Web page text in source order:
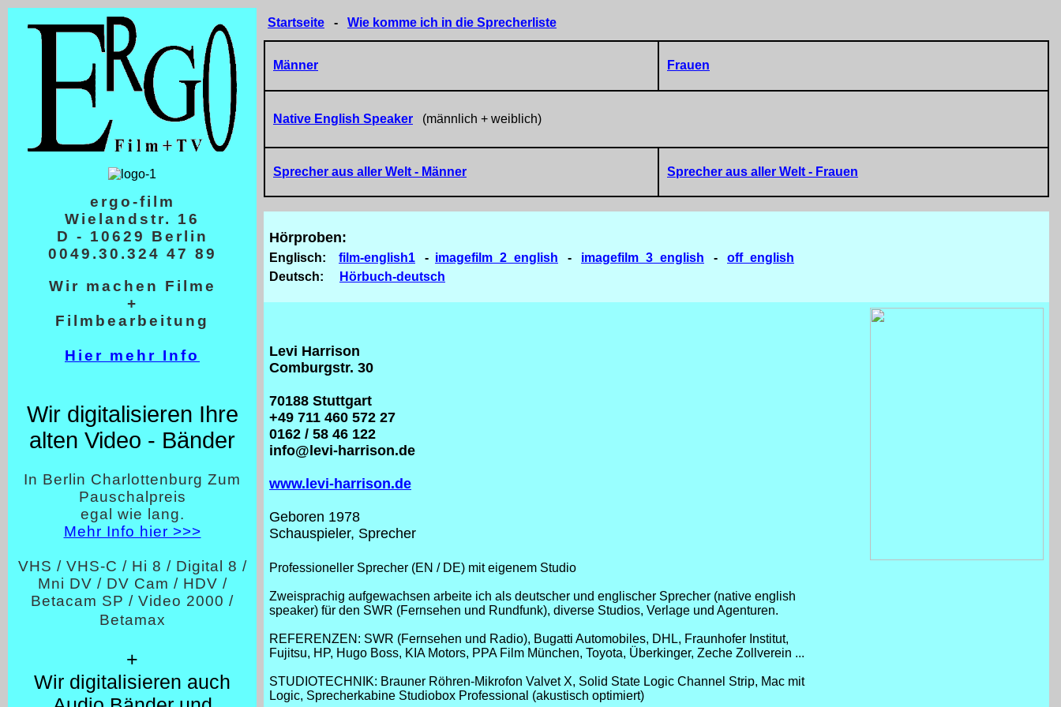
ergo-film
Wielandstr. 16
D - 10629 Berlin
0049.30.324 47 89
Wir machen Filme
+
Filmbearbeitung
Hier mehr Info
Wir digitalisieren Ihre
alten Video - Bänder
In Berlin Charlottenburg Zum
Pauschalpreis
egal wie lang.
Mehr Info hier >>>
VHS / VHS-C / Hi 8 / Digital 8 /
Mni DV / DV Cam / HDV /
Betacam SP / Video 2000 /
Betamax
+
Wir digitalisieren auch
Startseite - Wie komme ich in die Sprecherliste
Männer Frauen
Native English Speaker (männlich + weiblich)
Sprecher aus aller Welt - Männer Sprecher aus aller Welt - Frauen
Hörproben:
Englisch: film-english1 - imagefilm_2_english - imagefilm_3_english - off_english
Deutsch: Hörbuch-deutsch
Levi Harrison
Comburgstr. 30
70188 Stuttgart
+49 711 460 572 27
0162 / 58 46 122
info@levi-harrison.de
www.levi-harrison.de
Geboren 1978
Schauspieler, Sprecher
Professioneller Sprecher (EN / DE) mit eigenem Studio
Zweisprachig aufgewachsen arbeite ich als deutscher und englischer Sprecher (native english
speaker) für den SWR (Fernsehen und Rundfunk), diverse Studios, Verlage und Agenturen.
REFERENZEN: SWR (Fernsehen und Radio), Bugatti Automobiles, DHL, Fraunhofer Institut,
Fujitsu, HP, Hugo Boss, KIA Motors, PPA Film München, Toyota, Überkinger, Zeche Zollverein ...
STUDIOTECHNIK: Brauner Röhren-Mikrofon Valvet X, Solid State Logic Channel Strip, Mac mit
Logic, Sprecherkabine Studiobox Professional (akustisch optimiert)